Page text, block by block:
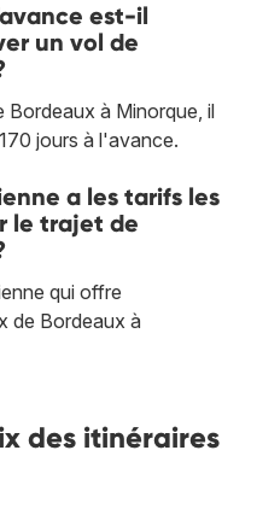
est-il
un vol de
Bordeaux à Minorque, il
jours à l'avance.
a les tarifs les
le trajet de
qui offre
de Bordeaux à
des itinéraires